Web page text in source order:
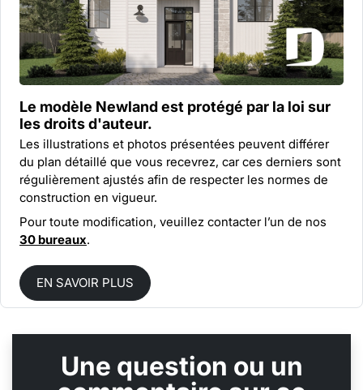
Le modèle Newland est protégé par la loi sur
les droits d'auteur.
Les illustrations et photos présentées peuvent différer
du plan détaillé que vous recevrez, car ces derniers sont
régulièrement ajustés afin de respecter les normes de
construction en vigueur.
Pour toute modification, veuillez contacter l’un de nos
30 bureaux.
EN SAVOIR PLUS
Une question ou un